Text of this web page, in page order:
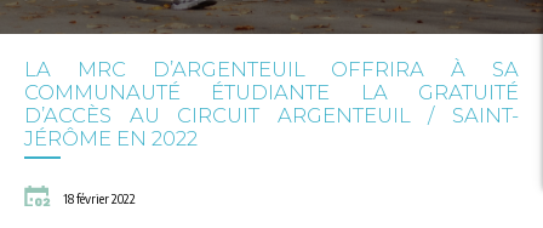
LA MRC D’ARGENTEUIL OFFRIRA À SA
COMMUNAUTÉ ÉTUDIANTE LA GRATUITÉ
D’ACCÈS AU CIRCUIT ARGENTEUIL / SAINT-
JÉRÔME EN 2022
18 février 2022